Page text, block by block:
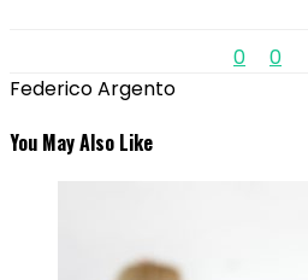
0
0
Federico Argento
You May Also Like